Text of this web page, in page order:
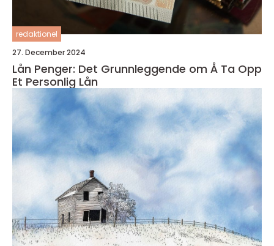
redaktionel
27. December 2024
Lån Penger: Det Grunnleggende om Å Ta Opp
Et Personlig Lån